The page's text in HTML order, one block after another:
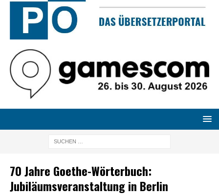
70 Jahre Goethe-Wörterbuch:
Jubiläumsveranstaltung in Berlin